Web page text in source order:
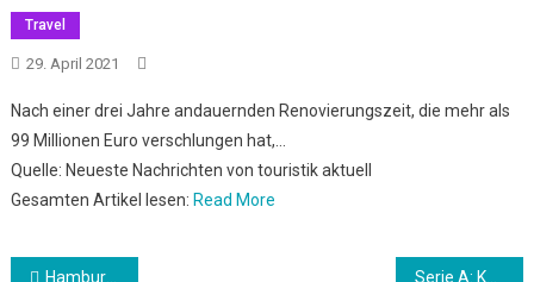
Travel
29. April 2021
Nach einer drei Jahre andauernden Renovierungszeit, die mehr als
99 Millionen Euro verschlungen hat,…
Quelle: Neueste Nachrichten von touristik aktuell
Gesamten Artikel lesen: Read More
Hamburg: Schwefelreinigung auf Schiffen verschmutzt die Meere Serie A: Konami sichert sich Pro-Evolution-Soccer-Lizenz für Neapel